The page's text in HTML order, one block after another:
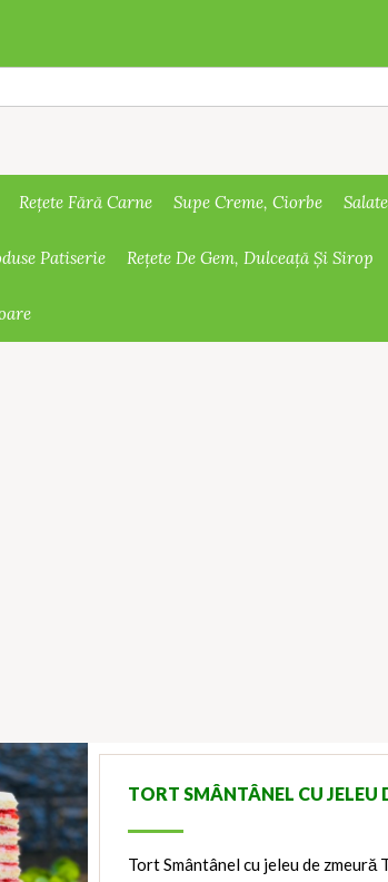
Rețete Fără Carne Supe Creme, Ciorbe Salate
Patiserie Rețete De Gem, Dulceață Și Sirop
TORT SMÂNTÂNEL CU JELEU
Tort Smântânel cu jeleu de zmeură